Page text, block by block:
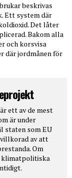
beskrivas
Ett system där
Det låter
Bakom alla
och korsvisa
där jordmånen för
är ett av de mest
är under
staten som EU
av att
Om
klimatpolitiska